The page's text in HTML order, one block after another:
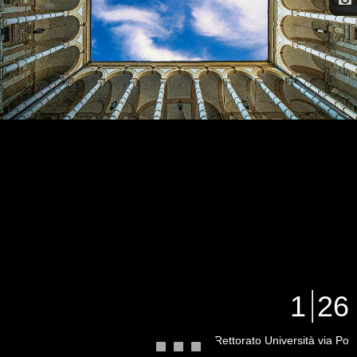
1 26
Rettorato Università via Po